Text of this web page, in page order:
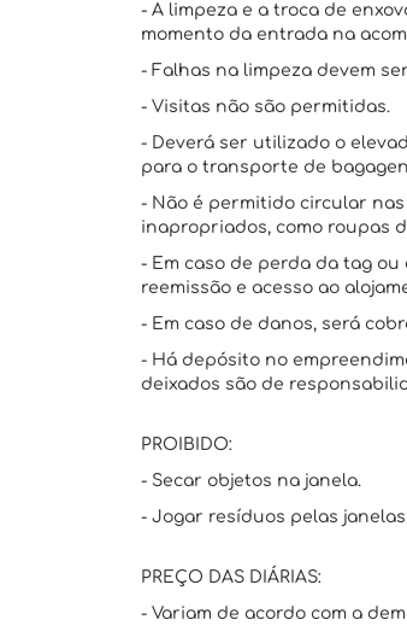
- A limpeza e a troca de
momento da entrada na
- Falhas na limpeza devem
- Visitas não são permitidas.
- Deverá ser utilizado o
para o transporte de
- Não é permitido circular
inapropriados, como roupas
- Em caso de perda da tag ou
reemissão e acesso ao
- Em caso de danos, será
- Há depósito no
deixados são de
PROIBIDO:
- Secar objetos na janela.
- Jogar resíduos pelas
PREÇO DAS DIÁRIAS:
- Variam de acordo com a